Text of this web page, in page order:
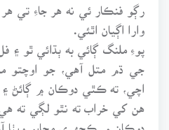
رڳو فنڪار ئي نه هر جاءِ تي
وارا اڳيان اٿئي.
پوءِ ملنگ ڳائي به ٻڌائي ٿو ۽
جي ڌم متل آهي، جو اوچتو
اچي، ته ڪٿي دوڪان ۾
هن کي خراب ته نٿو لڳي ته
دوڪان ۾ ڪچهري مچايو ويٺا